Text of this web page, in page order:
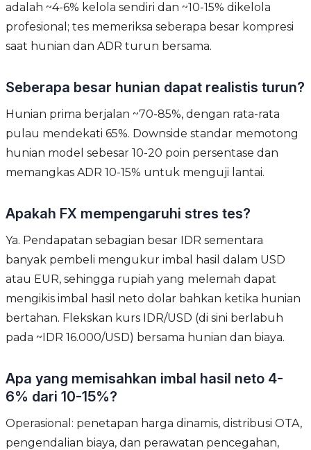
adalah ~4-6% kelola sendiri dan ~10-15% dikelola
profesional; tes memeriksa seberapa besar kompresi
saat hunian dan ADR turun bersama.
Seberapa besar hunian dapat realistis turun?
Hunian prima berjalan ~70-85%, dengan rata-rata
pulau mendekati 65%. Downside standar memotong
hunian model sebesar 10-20 poin persentase dan
memangkas ADR 10-15% untuk menguji lantai.
Apakah FX mempengaruhi stres tes?
Ya. Pendapatan sebagian besar IDR sementara
banyak pembeli mengukur imbal hasil dalam USD
atau EUR, sehingga rupiah yang melemah dapat
mengikis imbal hasil neto dolar bahkan ketika hunian
bertahan. Flekskan kurs IDR/USD (di sini berlabuh
pada ~IDR 16.000/USD) bersama hunian dan biaya.
Apa yang memisahkan imbal hasil neto 4-
6% dari 10-15%?
Operasional: penetapan harga dinamis, distribusi OTA,
pengendalian biaya, dan perawatan pencegahan,